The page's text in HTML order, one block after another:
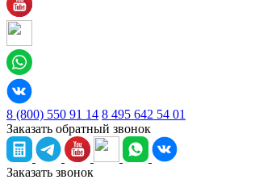
8 (800) 550 91 14 8 495 642 54 01
Заказать обратный звонок
Заказать звонок